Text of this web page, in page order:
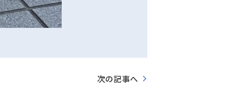
次の記事へ